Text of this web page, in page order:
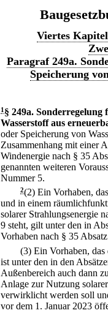
Viertes
Paragraf 249a.
Speicherung
1 § 249a. Sonderregelung
Wasserstoff aus
oder Speicherung von
Zusammenhang mit einer
Windenergie nach § 35
genannten weiteren
Nummer 5.
2(2) Ein Vorhaben,
und in einem
solarer Strahlungsenergie
9 steht, gilt unter den in
Vorhaben nach § 35
(3) Ein Vorhaben,
ist unter den in den
Außenbereich auch dann
Anlage zur Nutzung
verwirklicht werden soll
vor dem 1. Januar 2023